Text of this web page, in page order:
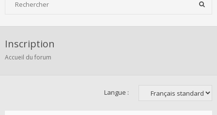
Inscription
Accueil du forum
Langue :